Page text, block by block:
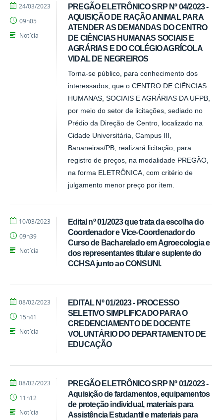
PREGÃO ELETRÔNICO SRP Nº 04/2023 -
AQUISIÇÃO DE RAÇÃO ANIMAL PARA
ATENDER AS DEMANDAS DO CENTRO
DE CIÊNCIAS HUMANAS SOCIAIS E
AGRÁRIAS E DO COLÉGIO AGRÍCOLA
VIDAL DE NEGREIROS
Torna-se público, para conhecimento dos
interessados, que o CENTRO DE CIÊNCIAS
HUMANAS, SOCIAIS E AGRÁRIAS DA UFPB,
por meio do setor de licitações, sediado no
Prédio da Direção de Centro, localizado na
Cidade Universitária, Campus III,
Bananeiras/PB, realizará licitação, para
registro de preços, na modalidade PREGÃO,
na forma ELETRÔNICA, com critério de
julgamento menor preço por item.
por
publicado
24/03/2023
09h05
Notícia
Edital nº 01/2023 que trata da escolha do
Coordenador e Vice-Coordenador do
Curso de Bacharelado em Agroecologia e
dos representantes titular e suplente do
CCHSA junto ao CONSUNI.
por
publicado
10/03/2023
09h39
Notícia
EDITAL Nº 01/2023 - PROCESSO
SELETIVO SIMPLIFICADO PARA O
CREDENCIAMENTO DE DOCENTE
VOLUNTÁRIO DO DEPARTAMENTO DE
EDUCAÇÃO
por
publicado
08/02/2023
15h41
Notícia
PREGÃO ELETRÔNICO SRP Nº 01/2023 -
Aquisição de fardamentos, equipamentos
de proteção individual, materiais para
Assistência Estudantil e materiais para
por
publicado
08/02/2023
11h12
Notícia